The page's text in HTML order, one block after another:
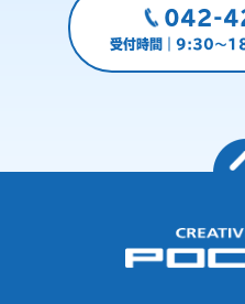
042-
受付時間｜9:30～